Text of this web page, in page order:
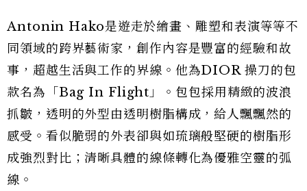
Antonin Hako是遊走於繪畫、雕塑和表演等等不
同領域的跨界藝術家，創作內容是豐富的經驗和故
事，超越生活與工作的界線。他為DIOR 操刀的包
款名為「Bag In Flight」。包包採用精緻的波浪
抓皺，透明的外型由透明樹脂構成，給人飄飄然的
感受。看似脆弱的外表卻與如琉璃般堅硬的樹脂形
成強烈對比；清晰具體的線條轉化為優雅空靈的弧
線。